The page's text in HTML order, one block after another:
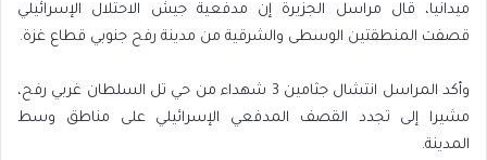
ميدانيا، قال مراسل الجزيرة إن مدفعية جيش الاحتلال الإسرائيلي
قصفت المنطقتين الوسطى والشرقية من مدينة رفح جنوبي قطاع غزة.
وأكد المراسل انتشال جثامين 3 شهداء من حي تل السلطان غربي رفح،
مشيرا إلى تجدد القصف المدفعي الإسرائيلي على مناطق وسط
المدينة.